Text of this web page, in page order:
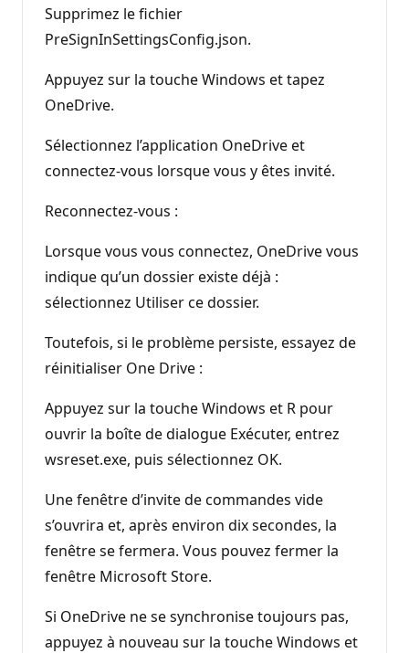
Supprimez le fichier
PreSignInSettingsConfig.json.
Appuyez sur la touche Windows et tapez
OneDrive.
Sélectionnez l’application OneDrive et
connectez-vous lorsque vous y êtes invité.
Reconnectez-vous :
Lorsque vous vous connectez, OneDrive vous
indique qu’un dossier existe déjà :
sélectionnez Utiliser ce dossier.
Toutefois, si le problème persiste, essayez de
réinitialiser One Drive :
Appuyez sur la touche Windows et R pour
ouvrir la boîte de dialogue Exécuter, entrez
wsreset.exe, puis sélectionnez OK.
Une fenêtre d’invite de commandes vide
s’ouvrira et, après environ dix secondes, la
fenêtre se fermera. Vous pouvez fermer la
fenêtre Microsoft Store.
Si OneDrive ne se synchronise toujours pas,
appuyez à nouveau sur la touche Windows et